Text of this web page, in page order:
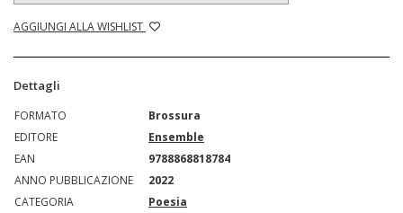
AGGIUNGI ALLA WISHLIST
Dettagli
FORMATO
Brossura
EDITORE
Ensemble
EAN
9788868818784
ANNO PUBBLICAZIONE
2022
CATEGORIA
Poesia